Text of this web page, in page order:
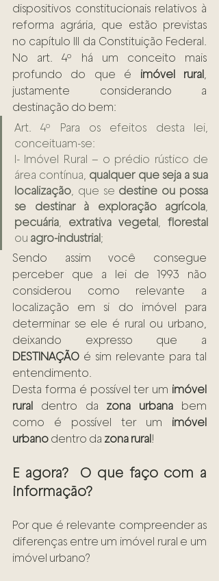
dispositivos constitucionais relativos à
reforma agrária, que estão previstas
no capítulo III da Constituição Federal.
No art. 4º há um conceito mais
profundo do que é imóvel rural
justamente considerando a
destinação do bem:
Art. 4º Para os efeitos desta lei,
conceituam-se:
I- Imóvel Rural – o prédio rústico de
área contínua, qualquer que seja a sua
localização , que se destine ou possa
se destinar à exploração agrícola
pecuária
extrativa vegetal
florestal
ou agro-industrial;
Sendo assim você consegue
perceber que a lei de 1993 não
considerou como relevante a
localização em si do imóvel para
determinar se ele é rural ou urbano,
DESTINAÇÃO é sim relevante para tal
entendimento.
Desta forma é possível ter um imóvel
rural dentro da zona urbana bem
como é possível ter um imóvel
urbano dentro da zona rural!
E agora?  O que faço com a
informação?
Por que é relevante compreender as
diferenças entre um imóvel rural e um
imóvel urbano?